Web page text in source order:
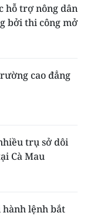
hỗ trợ nông dân
bởi thi công mở
cao đẳng
trụ sở dôi
Cà Mau
hành lệnh bắt